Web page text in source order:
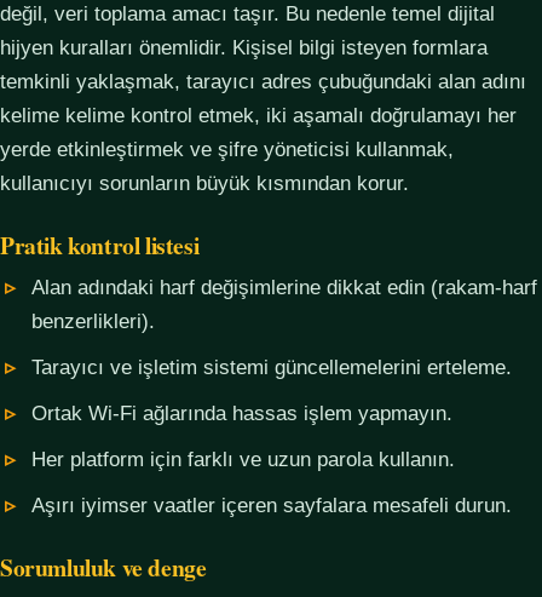
değil, veri toplama amacı taşır. Bu nedenle temel dijital
hijyen kuralları önemlidir. Kişisel bilgi isteyen formlara
temkinli yaklaşmak, tarayıcı adres çubuğundaki alan adını
kelime kelime kontrol etmek, iki aşamalı doğrulamayı her
yerde etkinleştirmek ve şifre yöneticisi kullanmak,
kullanıcıyı sorunların büyük kısmından korur.
Pratik kontrol listesi
Alan adındaki harf değişimlerine dikkat edin (rakam-harf
benzerlikleri).
Tarayıcı ve işletim sistemi güncellemelerini erteleme.
Ortak Wi-Fi ağlarında hassas işlem yapmayın.
Her platform için farklı ve uzun parola kullanın.
Aşırı iyimser vaatler içeren sayfalara mesafeli durun.
Sorumluluk ve denge